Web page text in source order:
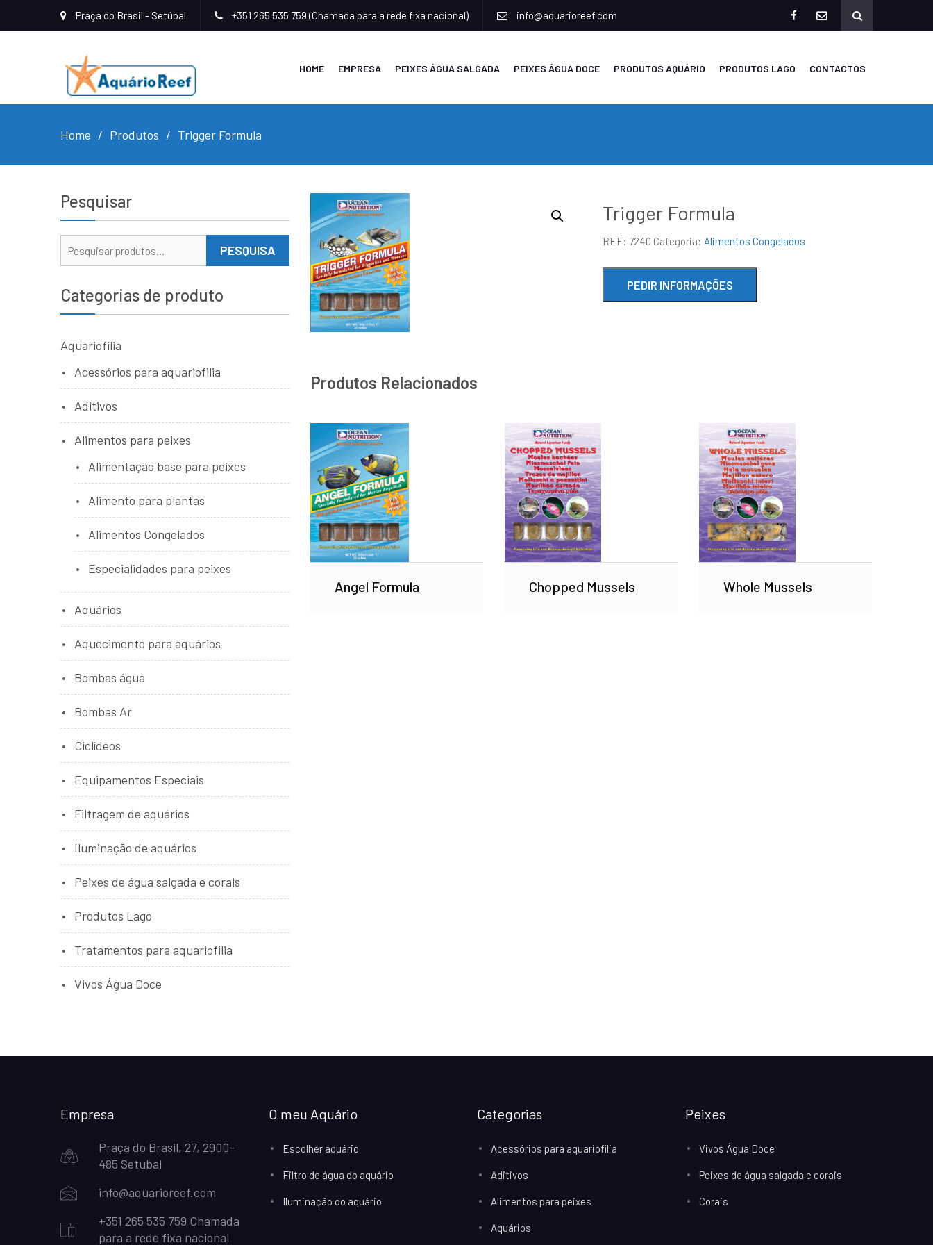
Praça do Brasil - Setúbal +351 265 535 759 (Chamada para a rede fixa nacional) info@aquarioreef.com
HOME EMPRESA PEIXES ÁGUA SALGADA PEIXES ÁGUA DOCE PRODUTOS AQUÁRIO PRODUTOS LAGO CONTACTOS
Home Produtos Trigger Formula
Trigger Formula
REF: 7240 Categoria: Alimentos Congelados
Produtos Relacionados
Angel Formula Chopped Mussels Whole Mussels
Pesquisar
PESQUISA
Categorias de produto
Aquariofilia
Acessórios para aquariofilia
Aditivos
Alimentos para peixes
Alimentação base para peixes
Alimento para plantas
Alimentos Congelados
Especialidades para peixes
Aquários
Aquecimento para aquários
Bombas água
Bombas Ar
Ciclídeos
Equipamentos Especiais
Filtragem de aquários
Iluminação de aquários
Peixes de água salgada e corais
Produtos Lago
Tratamentos para aquariofilia
Vivos Água Doce
Empresa
Praça do Brasil, 27, 2900-
485 Setubal
info@aquarioreef.com
+351 265 535 759 Chamada
para a rede fixa nacional
O meu Aquário
Escolher aquário
Filtro de água do aquário
Iluminação do aquário
Categorias
Acessórios para aquariofilia
Aditivos
Alimentos para peixes
Aquários
Peixes
Vivos Água Doce
Peixes de água salgada e corais
Corais